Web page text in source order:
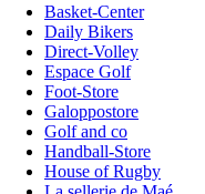
Basket-Center
Daily Bikers
Direct-Volley
Espace Golf
Foot-Store
Galoppostore
Golf and co
Handball-Store
House of Rugby